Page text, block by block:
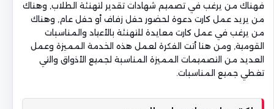
فهناك من يرغب في تصميم شهادات تقدير لتهنئة الطلاب, وهناك
من يريد عمل كارت دعوة لحضور حفل زفاف أو حفل عام, وهناك
من يرغب في عمل كارت معايدة للتهنئة بالأعياد والمناسبات
القومية, ومن هنا أتت الفكرة لعمل هذه الخدمة المميزة وعمل
العديد من التصميمات المميزة المناسبة لجميع الأذواق والتي
تغطي جميع المناسبات.